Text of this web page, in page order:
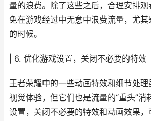
量的浪费。除了这些之后，合理安排
免在游戏经过中无意中浪费流量，尤
的时候。
| 6. 优化游戏设置，关闭不必要的特效
王者荣耀中的一些动画特效和细节处
视觉体验，但它们也是流量的“重头”消
设置，关闭不必要的特效和动画效果